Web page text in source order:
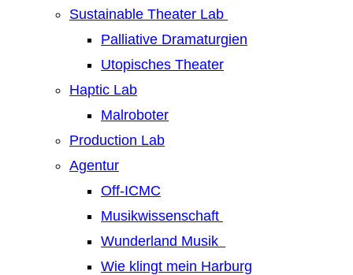
Sustainable Theater Lab
Palliative Dramaturgien
Utopisches Theater
Haptic Lab
Malroboter
Production Lab
Agentur
Off-ICMC
Musikwissenschaft
Wunderland Musik
Wie klingt mein Harburg